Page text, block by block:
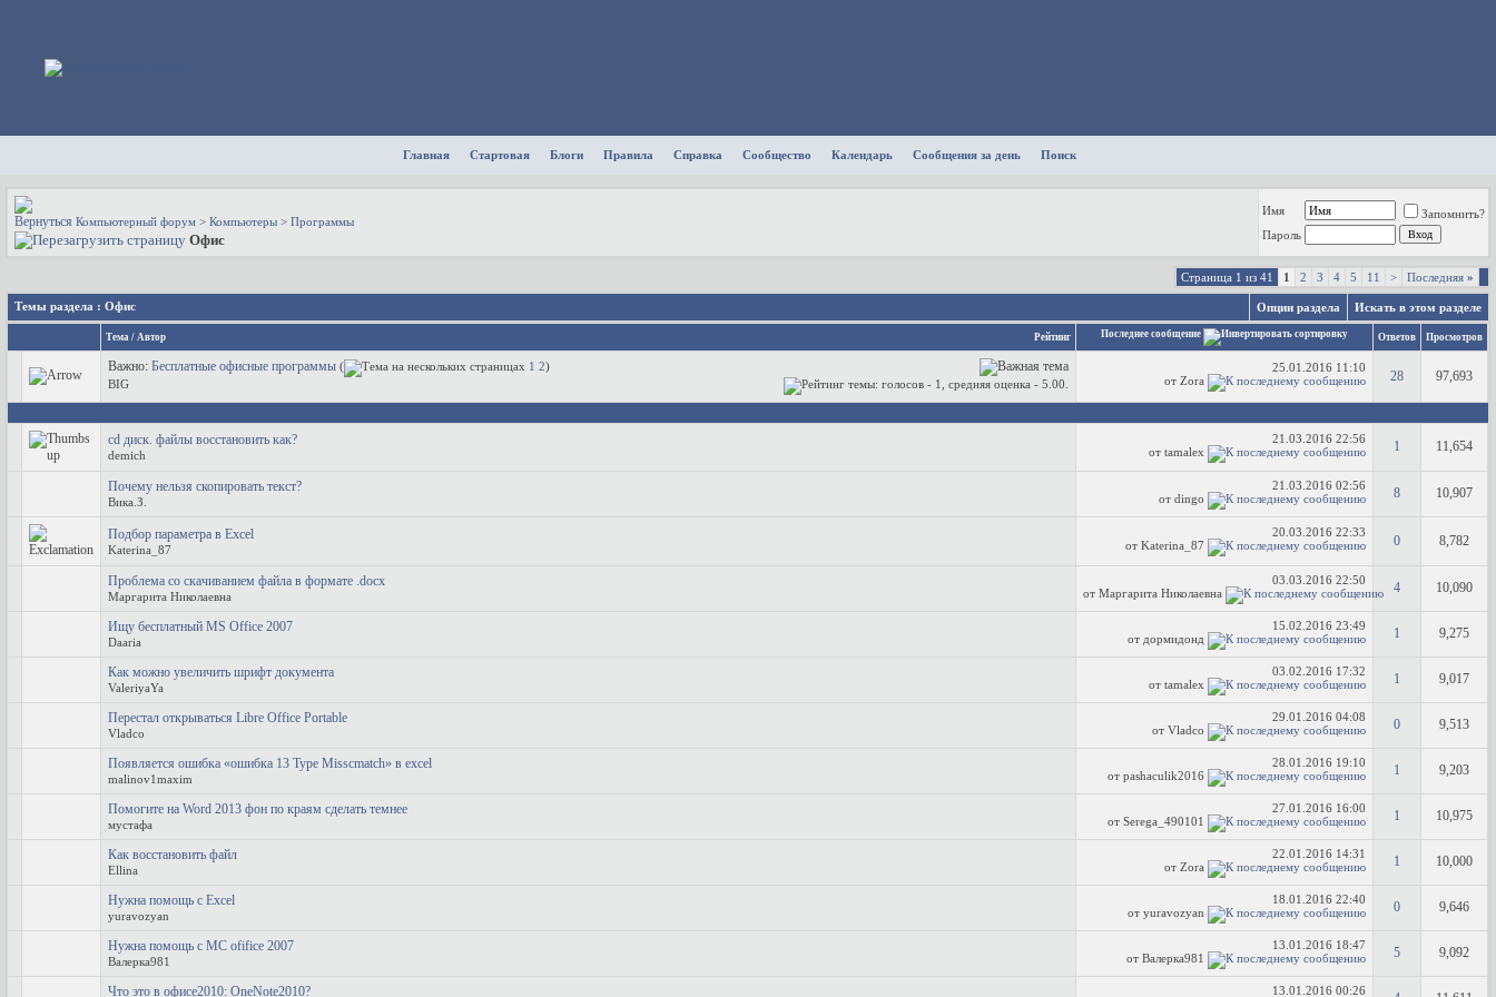
Главная Стартовая Блоги Правила Справка Сообщество Календарь Сообщения за день Поиск
Компьютерный форум > Компьютеры > Программы
Офис
Имя
Запомнить?
Пароль
Страница 1 из 41 1 2 3 4 5 11 > Последняя »
Темы раздела : Офис Опции раздела Искать в этом разделе
Рейтинг
Тема / Автор Последнее сообщение Ответов Просмотров
Важно: Бесплатные офисные программы ( 1 2)
BIG
25.01.2016 11:10
от Zora
28 97,693
сd диск. файлы восстановить как?
demich
21.03.2016 22:56
от tamalex
1 11,654
Почему нельзя скопировать текст?
Вика.З.
21.03.2016 02:56
от dingo
8 10,907
Подбор параметра в Excel
Katerina_87
20.03.2016 22:33
от Katerina_87
0 8,782
Проблема со скачиванием файла в формате .docx
Маргарита Николаевна
03.03.2016 22:50
от Маргарита Николаевна
4 10,090
Ищу бесплатный MS Office 2007
Daaria
15.02.2016 23:49
от дормидонд
1 9,275
Как можно увеличить шрифт документа
ValeriyaYa
03.02.2016 17:32
от tamalex
1 9,017
Перестал открываться Libre Office Portable
Vladco
29.01.2016 04:08
от Vladco
0 9,513
Появляется ошибка «ошибка 13 Type Misscmatch» в excel
malinov1maxim
28.01.2016 19:10
от pashaculik2016
1 9,203
Помогите на Word 2013 фон по краям сделать темнее
мустафа
27.01.2016 16:00
от Serega_490101
1 10,975
Как восстановить файл
Ellina
22.01.2016 14:31
от Zora
1 10,000
Нужна помощь с Excel
yuravozyan
18.01.2016 22:40
от yuravozyan
0 9,646
Нужна помощь с MC ofifice 2007
Валерка981
13.01.2016 18:47
от Валерка981
5 9,092
Что это в офисе2010: OneNote2010? 13.01.2016 00:26